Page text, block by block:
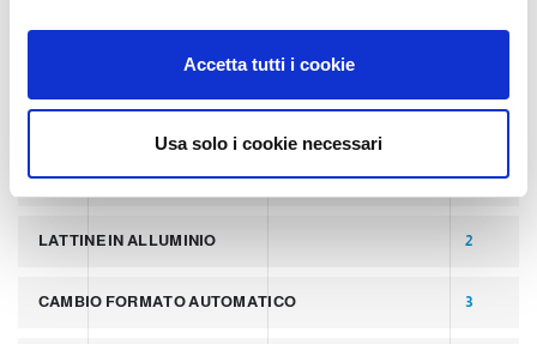
o
Accetta tutti i cookie
Usa solo i cookie necessari
LINEA PER PRODUZIONE DI LATTINE ALLUMINIO 2
LATTINE IN ALLUMINIO 2
CAMBIO FORMATO AUTOMATICO 3